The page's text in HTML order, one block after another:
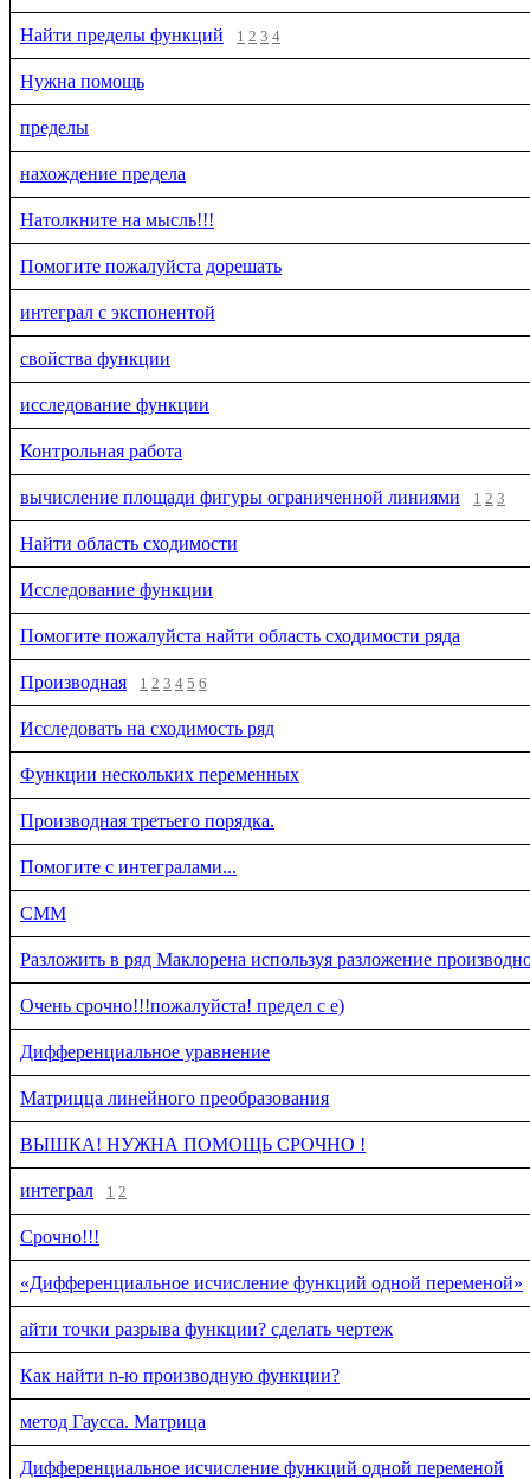
Найти пределы функций 1 2 3 4
Нужна помощь
пределы
нахождение предела
Натолкните на мысль!!!
Помогите пожалуйста дорешать
интеграл с экспонентой
свойства функции
исследование функции
Контрольная работа
вычисление площади фигуры ограниченной линиями 1 2 3
Найти область сходимости
Исследование функции
Помогите пожалуйста найти область сходимости ряда
Производная 1 2 3 4 5 6
Исследовать на сходимость ряд
Функции нескольких переменных
Производная третьего порядка.
Помогите с интегралами...
СММ
Разложить в ряд Маклорена используя разложение
Очень срочно!!!пожалуйста! предел с е)
Дифференциальное уравнение
Матрицца линейного преобразования
ВЫШКА! НУЖНА ПОМОЩЬ СРОЧНО !
интеграл 1 2
Срочно!!!
«Дифференциальное исчисление функций одной переменой»
айти точки разрыва функции? сделать чертеж
Как найти n-ю производную функции?
метод Гаусса. Матрица
Дифференциальное исчисление функций одной переменой